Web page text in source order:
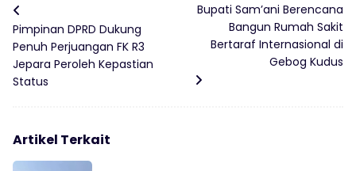
Pimpinan DPRD Dukung
Penuh Perjuangan FK R3
Jepara Peroleh Kepastian
Status
Bupati Sam’ani Berencana
Bangun Rumah Sakit
Bertaraf Internasional di
Gebog Kudus
Artikel Terkait